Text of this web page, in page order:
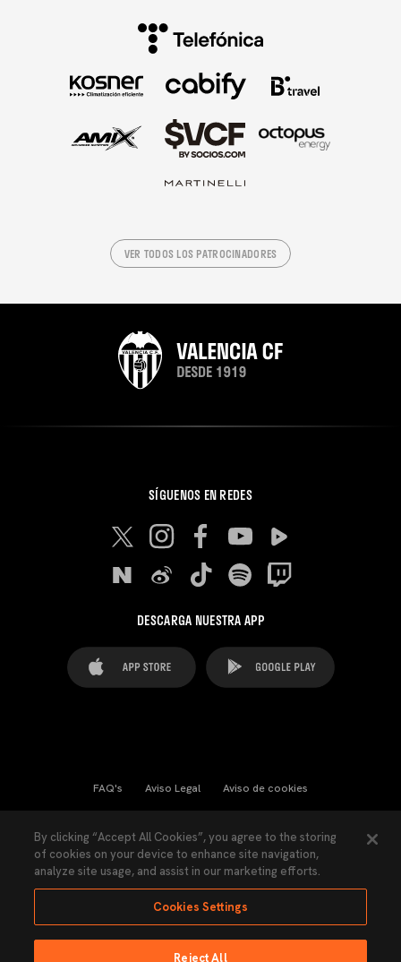
VER TODOS LOS PATROCINADORES
SÍGUENOS EN REDES
DESCARGA NUESTRA APP
FAQ's Aviso Legal Aviso de cookies
Ley Transparencia Política de Privacidad
Accesibilidad
By clicking “Accept All Cookies”, you agree to the storing
of cookies on your device to enhance site navigation,
analyze site usage, and assist in our marketing efforts.
Cookies Settings
Reject All